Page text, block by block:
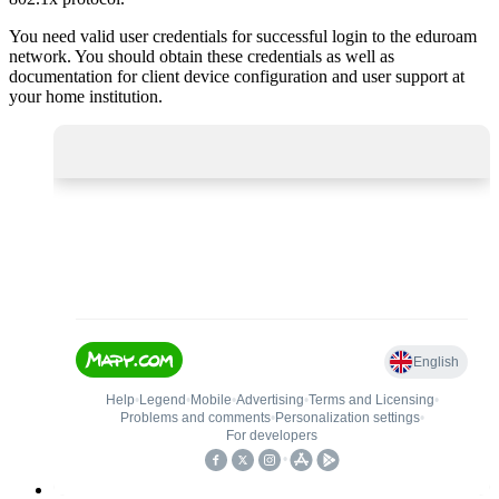
You need valid user credentials for successful login to the eduroam
network. You should obtain these credentials as well as
documentation for client device configuration and user support at
your home institution.